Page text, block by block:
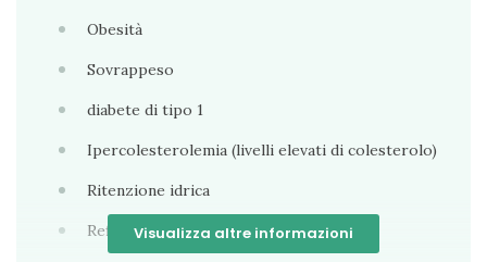
Obesità
Sovrappeso
diabete di tipo 1
Ipercolesterolemia (livelli elevati di colesterolo)
Ritenzione idrica
Reflusso gastroesofageo (esofagite)
Visualizza altre informazioni